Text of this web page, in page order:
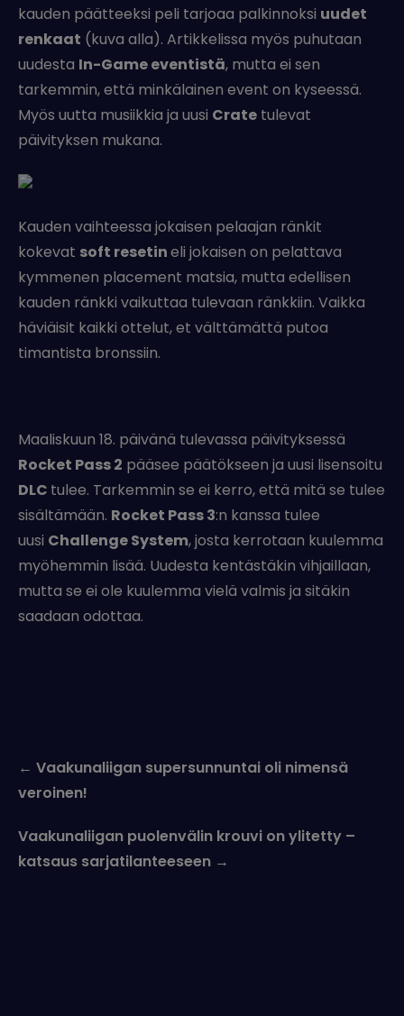
kauden päätteeksi peli tarjoaa palkinnoksi uudet
renkaat (kuva alla). Artikkelissa myös puhutaan
uudesta In-Game eventistä, mutta ei sen
tarkemmin, että minkälainen event on kyseessä.
Myös uutta musiikkia ja uusi Crate tulevat
päivityksen mukana.
Kauden vaihteessa jokaisen pelaajan ränkit
kokevat soft resetineli jokaisen on pelattava
kymmenen placement matsia, mutta edellisen
kauden ränkki vaikuttaa tulevaan ränkkiin. Vaikka
häviäisit kaikki ottelut, et välttämättä putoa
timantista bronssiin.
Maaliskuun 18. päivänä tulevassa päivityksessä
Rocket Pass 2 pääsee päätökseen ja uusi lisensoitu
DLC tulee. Tarkemmin se ei kerro, että mitä se tulee
sisältämään. Rocket Pass 3:n kanssa tulee
uusi Challenge System, josta kerrotaan kuulemma
myöhemmin lisää. Uudesta kentästäkin vihjaillaan,
mutta se ei ole kuulemma vielä valmis ja sitäkin
saadaan odottaa.
navigation
← Vaakunaliigan supersunnuntai oli nimensä
veroinen!
Vaakunaliigan puolenvälin krouvi on ylitetty –
katsaus sarjatilanteeseen →